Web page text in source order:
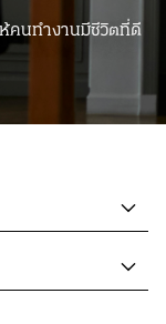
คนทำงานมีชีวิตที่ดี